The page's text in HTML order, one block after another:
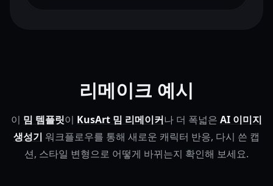
리메이크 예시
이 밈 템플릿이 KusArt 밈 리메이커나 더 폭넓은 AI 이미지
생성기 워크플로우를 통해 새로운 캐릭터 반응, 다시 쓴 캡
션, 스타일 변형으로 어떻게 바뀌는지 확인해 보세요.